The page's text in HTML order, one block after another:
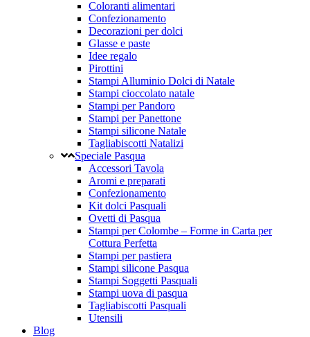
Coloranti alimentari
Confezionamento
Decorazioni per dolci
Glasse e paste
Idee regalo
Pirottini
Stampi Alluminio Dolci di Natale
Stampi cioccolato natale
Stampi per Pandoro
Stampi per Panettone
Stampi silicone Natale
Tagliabiscotti Natalizi
Speciale Pasqua
Accessori Tavola
Aromi e preparati
Confezionamento
Kit dolci Pasquali
Ovetti di Pasqua
Stampi per Colombe – Forme in Carta per
Cottura Perfetta
Stampi per pastiera
Stampi silicone Pasqua
Stampi Soggetti Pasquali
Stampi uova di pasqua
Tagliabiscotti Pasquali
Utensili
Blog